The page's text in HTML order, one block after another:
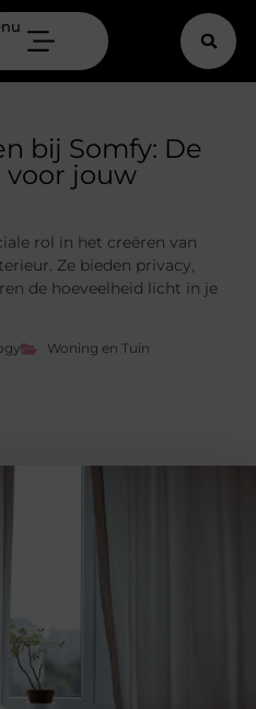
bij Somfy: De
voor jouw
rol in het creëren van
Ze bieden privacy,
de hoeveelheid licht in je
Woning en Tuin